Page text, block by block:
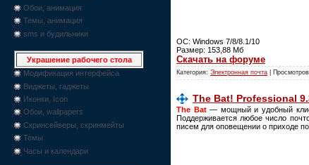
Обои, анимация
Темы, анимация
sms и будильники
Украшение рабочего стола
Модификация интерфейса
Виджеты, гаджеты
Иконки, Icon
Обои, wallpapers
Скринсейверы, скринмейты
Темы
Часы и календари
ОС: Windows 7/8/8.1/10
Размер: 153,88 Мб
Скачать на форуме
Категория: Электронная почта |
The Bat! Professional
The Bat— мощный и удобный
Поддерживается любое число
писем для оповещении о приходе